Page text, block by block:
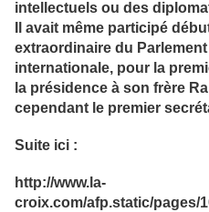
intellectuels ou des
Il avait même participé
extraordinaire du
internationale, pour la
la présidence à son frère
cependant le premier
Suite ici :
http://www.la-
croix.com/afp.static/pages/